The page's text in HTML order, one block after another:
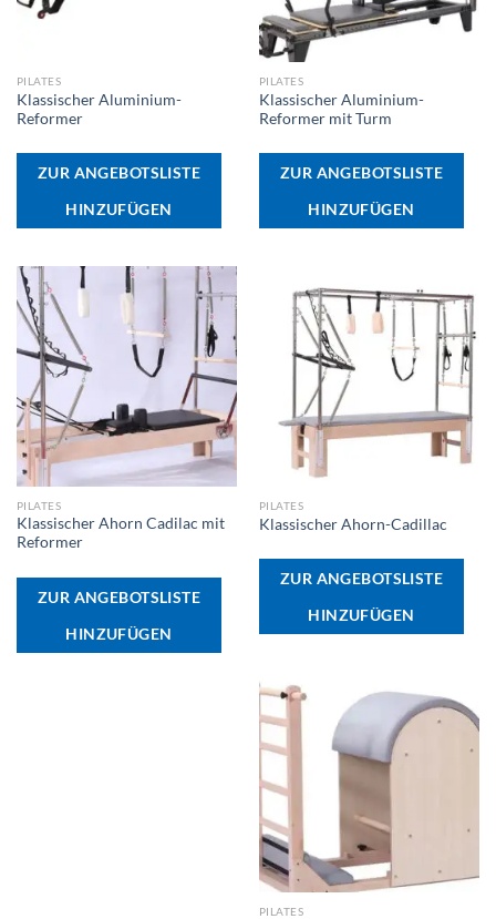
PILATES
Klassischer Aluminium-
Reformer
ZUR ANGEBOTSLISTE
HINZUFÜGEN
PILATES
Klassischer Aluminium-
Reformer mit Turm
ZUR ANGEBOTSLISTE
HINZUFÜGEN
PILATES
Klassischer Ahorn Cadilac mit
Reformer
ZUR ANGEBOTSLISTE
HINZUFÜGEN
PILATES
Klassischer Ahorn-Cadillac
ZUR ANGEBOTSLISTE
HINZUFÜGEN
PILATES